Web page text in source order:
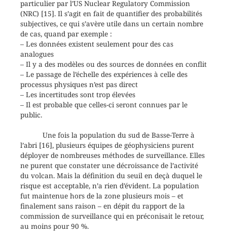
particulier par l’US Nuclear Regulatory Commission
(NRC) [15]. Il s’agit en fait de quantifier des probabilités
subjectives, ce qui s’avère utile dans un certain nombre
de cas, quand par exemple :
– Les données existent seulement pour des cas
analogues
– Il y a des modèles ou des sources de données en conflit
– Le passage de l’échelle des expériences à celle des
processus physiques n’est pas direct
– Les incertitudes sont trop élevées
– Il est probable que celles-ci seront connues par le
public.
Une fois la population du sud de Basse-Terre à
l’abri [16], plusieurs équipes de géophysiciens purent
déployer de nombreuses méthodes de surveillance. Elles
ne purent que constater une décroissance de l’activité
du volcan. Mais la définition du seuil en deçà duquel le
risque est acceptable, n’a rien d’évident. La population
fut maintenue hors de la zone plusieurs mois – et
finalement sans raison – en dépit du rapport de la
commission de surveillance qui en préconisait le retour,
au moins pour 90 %.